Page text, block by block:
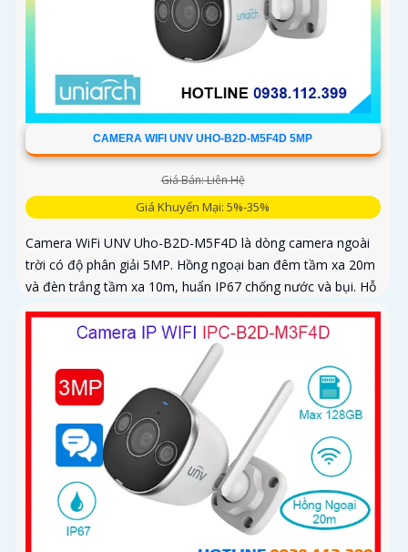
CAMERA WIFI UNV UHO-B2D-M5F4D 5MP
Giá Bán: Liên Hệ
Giá Khuyến Mại: 5%-35%
Camera WiFi UNV Uho-B2D-M5F4D là dòng camera ngoài
trời có độ phân giải 5MP. Hồng ngoại ban đêm tầm xa 20m
và đèn trắng tầm xa 10m, huẩn IP67 chống nước và bụi. Hỗ
trợ thẻ nhớ MicroSD tối đa 128GB